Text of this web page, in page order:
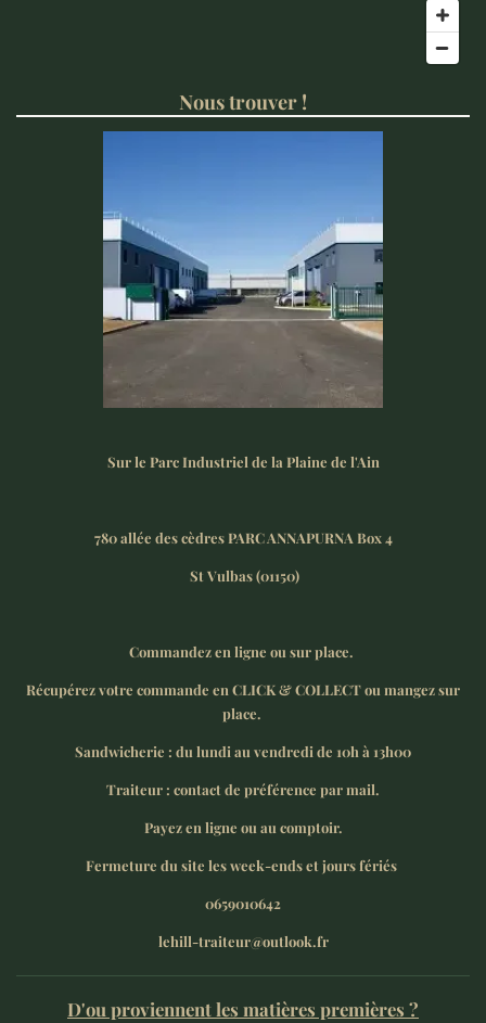
Nous trouver !
Sur le Parc Industriel de la Plaine de l'Ain
780 allée des cèdres PARC ANNAPURNA Box 4
St Vulbas (01150)
Commandez en ligne ou sur place.
Récupérez votre commande en CLICK & COLLECT ou mangez sur
place.
Sandwicherie : du lundi au vendredi de 10h à 13h00
Traiteur : contact de préférence par mail.
Payez en ligne ou au comptoir.
Fermeture du site les week-ends et jours fériés
0659010642
lehill-traiteur@outlook.fr
D'ou proviennent les matières premières ?